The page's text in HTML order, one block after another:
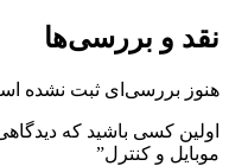
نقد و بررسی‌ها
هنوز بررسی‌ای ثبت نشده
اولین کسی باشید که
موبایل و کنترل”